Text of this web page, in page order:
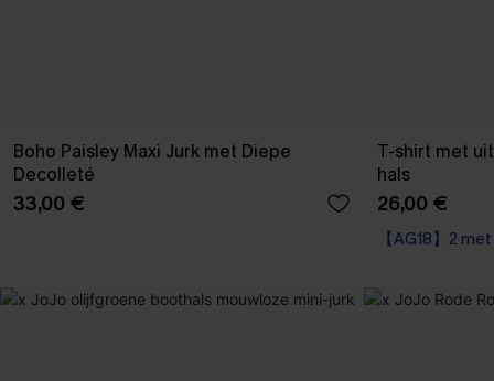
Boho Paisley Maxi Jurk met Diepe
Decolleté
33,00 €
T-shirt met
hals
26,00 €
【AG18】2